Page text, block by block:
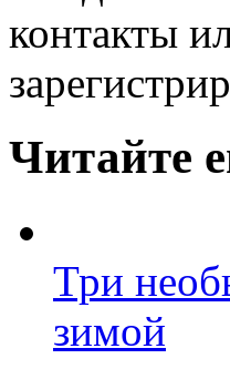
контакты
Читайте
Три
зимой